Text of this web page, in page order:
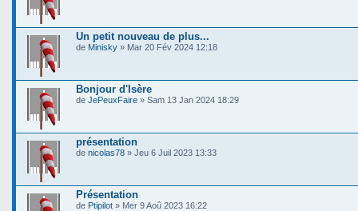
Un petit nouveau de plus...
de Minisky » Mar 20 Fév 2024 12:18
Bonjour d'Isère
de JePeuxFaire » Sam 13 Jan 2024 18:29
présentation
de nicolas78 » Jeu 6 Juil 2023 13:33
Présentation
de Ptipilot » Mer 9 Aoû 2023 16:22